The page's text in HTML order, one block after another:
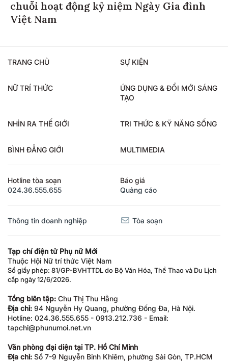
chuỗi hoạt động kỷ niệm Ngày Gia đình
Việt Nam
TRANG CHỦ SỰ KIỆN
NỮ TRÍ THỨC
ỨNG DỤNG & ĐỔI MỚI SÁNG
TẠO
NHÌN RA THẾ GIỚI TRI THỨC & KỸ NĂNG SỐNG
BÌNH ĐẲNG GIỚI MULTIMEDIA
Hotline tòa soạn
024.36.555.655
Báo giá
Quảng cáo
Thông tin doanh nghiệp Tòa soạn
Tạp chí điện tử Phụ nữ Mới
Thuộc Hội Nữ trí thức Việt Nam
Số giấy phép: 81/GP-BVHTTDL do Bộ Văn Hóa, Thể Thao và Du Lịch
cấp ngày 12/6/2026.
Tổng biên tập: Chu Thị Thu Hằng
Địa chỉ: 94 Nguyễn Hy Quang, phường Đống Đa, Hà Nội.
Hotline: 024.36.555.655 - 0913.212.736 - Email:
tapchi@phunumoi.net.vn
Văn phòng đại diện tại TP. Hồ Chí Minh
Địa chỉ: Số 7-9 Nguyễn Bỉnh Khiêm, phường Sài Gòn, TP.HCM